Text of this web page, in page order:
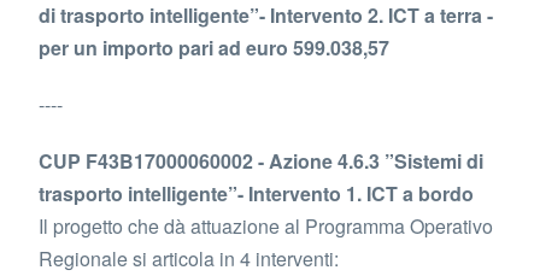
di trasporto intelligente”- Intervento 2. ICT a terra -
per un importo pari ad euro 599.038,57
----
CUP F43B17000060002 - Azione 4.6.3 ”Sistemi di
trasporto intelligente”- Intervento 1. ICT a bordo
Il progetto che dà attuazione al Programma Operativo
Regionale si articola in 4 interventi: